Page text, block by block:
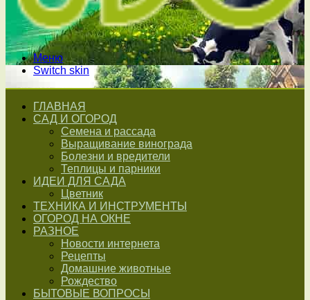
Меню
Switch skin
ГЛАВНАЯ
САД И ОГОРОД
Семена и рассада
Выращивание винограда
Болезни и вредители
Теплицы и парники
ИДЕИ ДЛЯ САДА
Цветник
ТЕХНИКА И ИНСТРУМЕНТЫ
ОГОРОД НА ОКНЕ
РАЗНОЕ
Новости интернета
Рецепты
Домашние животные
Рождество
БЫТОВЫЕ ВОПРОСЫ